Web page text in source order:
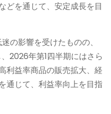
どを通じて、安定成長を目
の影響を受けたものの、
2026年第1四半期にはさら
利益率商品の販売拡大、経
通じて、利益率向上を目指